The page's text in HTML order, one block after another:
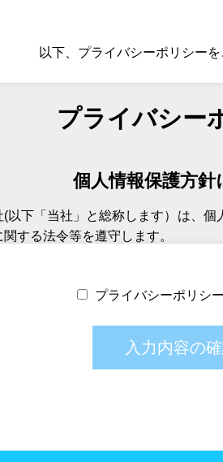
以下、プライバシーポリシーを
プライバシー
個人情報保護方針
以下「当社」と総称します）は、
する法令等を遵守します。
個人情報の取得、利
プライバシーポリシ